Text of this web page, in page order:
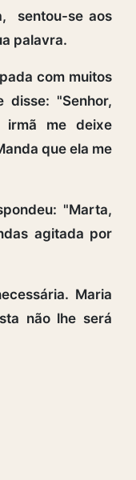
sentou-se aos
palavra.
com muitos
disse: "Senhor,
irmã me deixe
que ela me
"Marta,
agitada por
Maria
não lhe será